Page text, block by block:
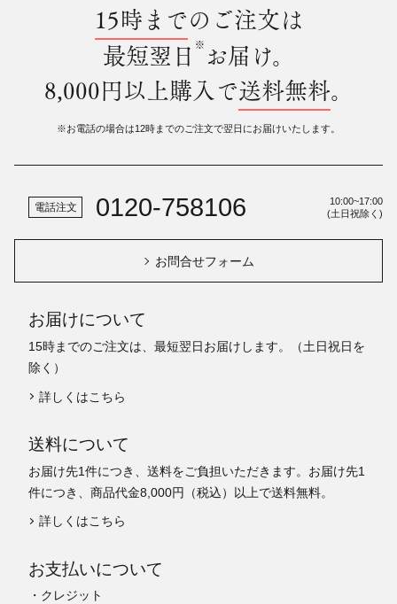
15時までのご注文は
最短翌日 ※ お届け。
8,000円以上購入で送料無料。
※お電話の場合は12時までのご注文で翌日にお届けいたします。
電話注文 0120-758106
10:00~17:00
(土日祝除く)
お問合せフォーム
お届けについて
15時までのご注文は、最短翌日お届けします。（土日祝日を
除く）
詳しくはこちら
送料について
お届け先1件につき、送料をご負担いただきます。お届け先1
件につき、商品代金8,000円（税込）以上で送料無料。
詳しくはこちら
お支払いについて
・クレジット